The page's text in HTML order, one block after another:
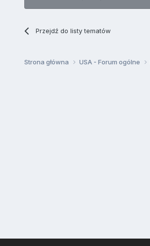
Przejdź do listy tematów
Strona główna USA - Forum ogólne